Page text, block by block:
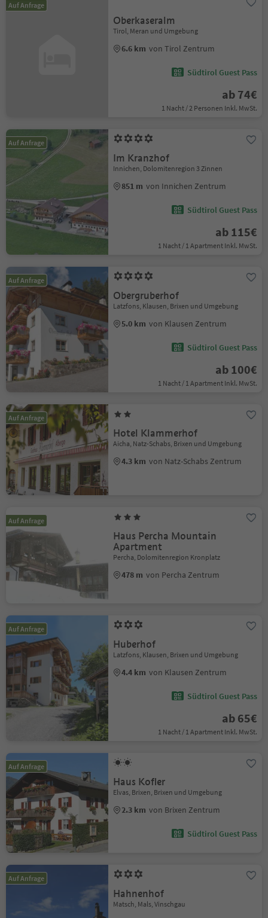
Auf Anfrage
Oberkaseralm
Tirol, Meran und Umgebung
6.6 km von Tirol Zentrum
Südtirol Guest Pass
ab 74€
1 Nacht / 2 Personen Inkl. MwSt.
Auf Anfrage
Im Kranzhof
Innichen, Dolomitenregion 3 Zinnen
851 m von Innichen Zentrum
Südtirol Guest Pass
ab 115€
1 Nacht / 1 Apartment Inkl. MwSt.
Auf Anfrage
Obergruberhof
Latzfons, Klausen, Brixen und Umgebung
5.0 km von Klausen Zentrum
Südtirol Guest Pass
ab 100€
1 Nacht / 1 Apartment Inkl. MwSt.
Auf Anfrage
Hotel Klammerhof
Aicha, Natz-Schabs, Brixen und Umgebung
4.3 km von Natz-Schabs Zentrum
Auf Anfrage
Haus Percha Mountain
Apartment
Percha, Dolomitenregion Kronplatz
478 m von Percha Zentrum
Auf Anfrage
Huberhof
Latzfons, Klausen, Brixen und Umgebung
4.4 km von Klausen Zentrum
Südtirol Guest Pass
ab 65€
1 Nacht / 1 Apartment Inkl. MwSt.
Auf Anfrage
Haus Kofler
Elvas, Brixen, Brixen und Umgebung
2.3 km von Brixen Zentrum
Südtirol Guest Pass
Auf Anfrage
Hahnenhof
Matsch, Mals, Vinschgau